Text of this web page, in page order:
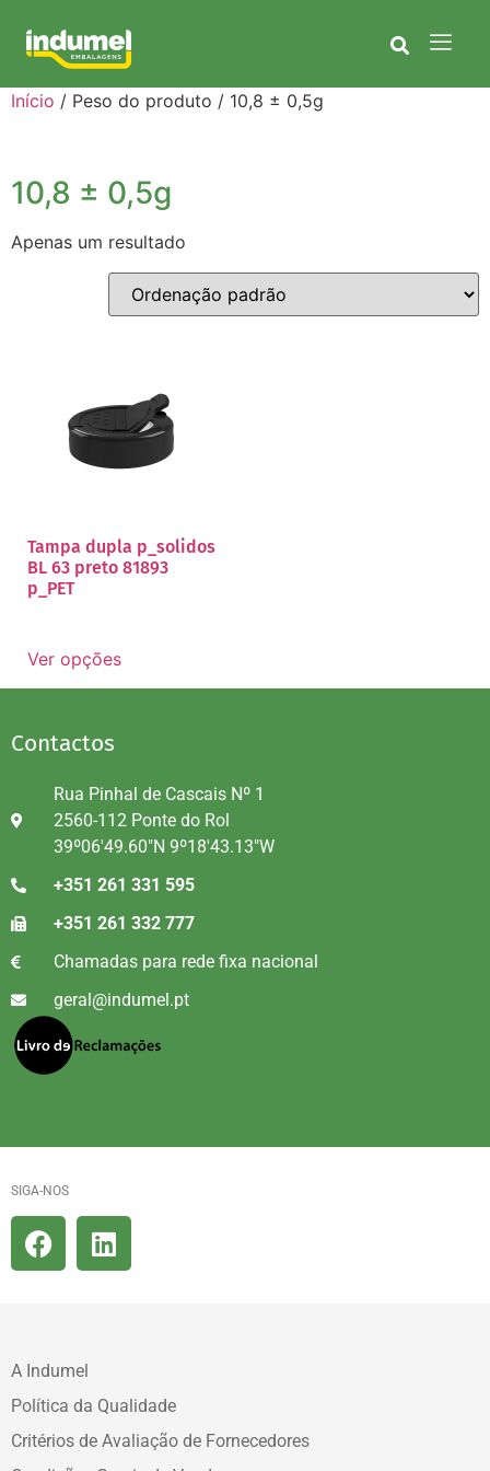
Início / Peso do produto / 10,8 ± 0,5g
10,8 ± 0,5g
Apenas um resultado
Tampa dupla p_solidos
BL 63 preto 81893
p_PET
Ver opções
Contactos
Rua Pinhal de Cascais Nº 1
2560-112 Ponte do Rol
39º06'49.60"N 9º18'43.13"W
+351 261 331 595
+351 261 332 777
Chamadas para rede fixa nacional
geral@indumel.pt
SIGA-NOS
A Indumel
Política da Qualidade
Critérios de Avaliação de Fornecedores